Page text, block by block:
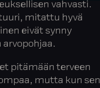
vahvasti.
mitattu hyvä
eivät synny
pitämään terveen
mutta kun sen